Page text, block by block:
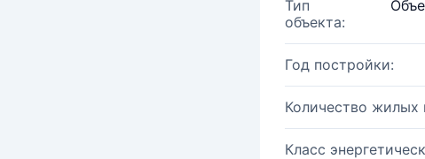
Тип
объекта:
Год постройки:
Количество
Класс